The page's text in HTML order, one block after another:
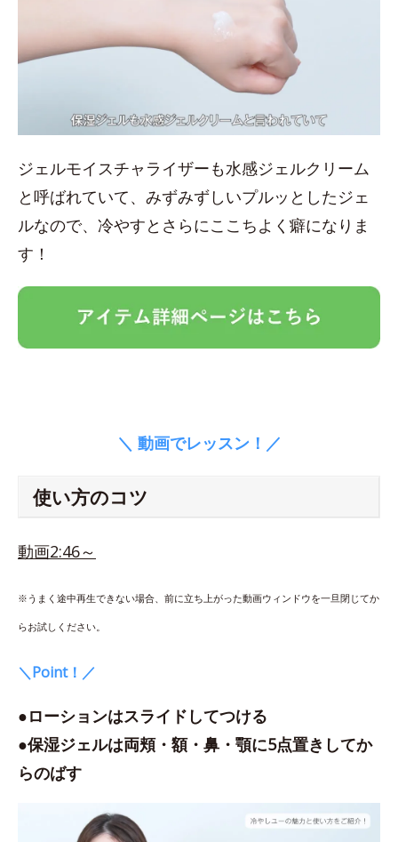
ジェルモイスチャライザーも水感ジェルクリーム
と呼ばれていて、みずみずしいプルッとしたジェ
ルなので、冷やすとさらにここちよく癖になりま
す！
＼ 動画でレッスン！／
使い方のコツ
動画2:46～
※うまく途中再生できない場合、前に立ち上がった動画ウィンドウを一旦閉じてか
らお試しください。
＼Point！／
●ローションはスライドしてつける
●保湿ジェルは両頬・額・鼻・顎に5点置きしてか
らのばす